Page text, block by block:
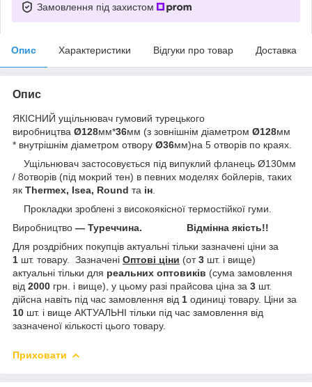
Замовлення під захистом
Опис Характеристики Відгуки про товар Доставка
Опис
ЯКІСНИЙ ущільнювач гумовий турецького
виробництва Ø128мм*36мм (з зовнішнім діаметром Ø128мм
* внутрішнім діаметром отвору Ø36мм)на 5 отворів по краях.
Ущільнювач застосовується під випуклий фланець Ø130мм
/ 8отворів (під мокрий тен) в певних моделях бойлерів, таких
як Thermex, Isea, Round та ін
Прокладки зроблені з високоякісної термостійкої гуми.
Виробництво — Туреччина. Відмінна якість!!
Для роздрібних покупців актуальні тільки зазначені ціни за
1 шт. товару. Зазначені Оптові ціни (от3 шт. і вище)
актуальні тільки для реальних оптовиків (сума замовлення
від 2000 грн. і вище), у цьому разі прайсова ціна за 3 шт.
дійсна навіть під час замовлення від 1 одиниці товару. Ціни за
10 шт. і вище АКТУАЛЬНІ тільки під час замовлення від
зазначеної кількості цього товару.
Приховати